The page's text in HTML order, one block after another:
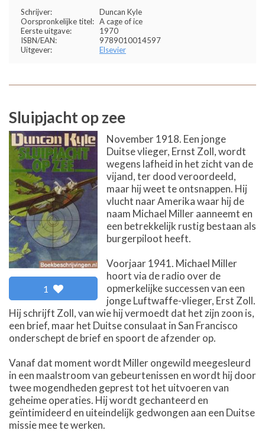
Schrijver:
Duncan Kyle
Oorspronkelijke titel: A cage of ice
Eerste uitgave:
1970
ISBN/EAN:
9789010014597
Uitgever:
Elsevier
Sluipjacht op zee
1
November 1918. Een jonge
Duitse vlieger, Ernst Zoll, wordt
wegens lafheid in het zicht van de
vijand, ter dood veroordeeld,
maar hij weet te ontsnappen. Hij
vlucht naar Amerika waar hij de
naam Michael Miller aanneemt en
een betrekkelijk rustig bestaan als
burgerpiloot heeft.
Voorjaar 1941. Michael Miller
hoort via de radio over de
opmerkelijke successen van een
jonge Luftwaffe-vlieger, Erst Zoll.
Hij schrijft Zoll, van wie hij vermoedt dat het zijn zoon is,
een brief, maar het Duitse consulaat in San Francisco
onderschept de brief en spoort de afzender op.
Vanaf dat moment wordt Miller ongewild meegesleurd
in een maalstroom van gebeurtenissen en wordt hij door
twee mogendheden geprest tot het uitvoeren van
geheime operaties. Hij wordt gechanteerd en
geïntimideerd en uiteindelijk gedwongen aan een Duitse
missie mee te werken.